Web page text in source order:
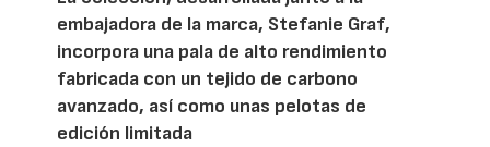
embajadora de la marca, Stefanie Graf,
incorpora una pala de alto rendimiento
fabricada con un tejido de carbono
avanzado, así como unas pelotas de
edición limitada